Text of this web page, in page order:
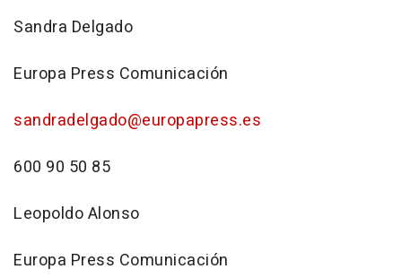
Sandra Delgado
Europa Press Comunicación
sandradelgado@europapress.es
600 90 50 85
Leopoldo Alonso
Europa Press Comunicación